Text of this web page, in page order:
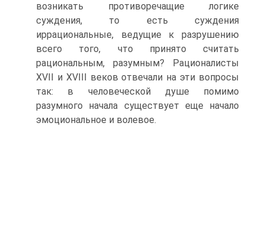
возникать противоречащие логике
суждения, то есть суждения
иррациональные, ведущие к разрушению
всего того, что принято считать
рациональным, разумным? Рационалисты
XVII и XVIII веков отвечали на эти вопросы
так: в человеческой душе помимо
разумного начала существует еще начало
эмоциональное и волевое.